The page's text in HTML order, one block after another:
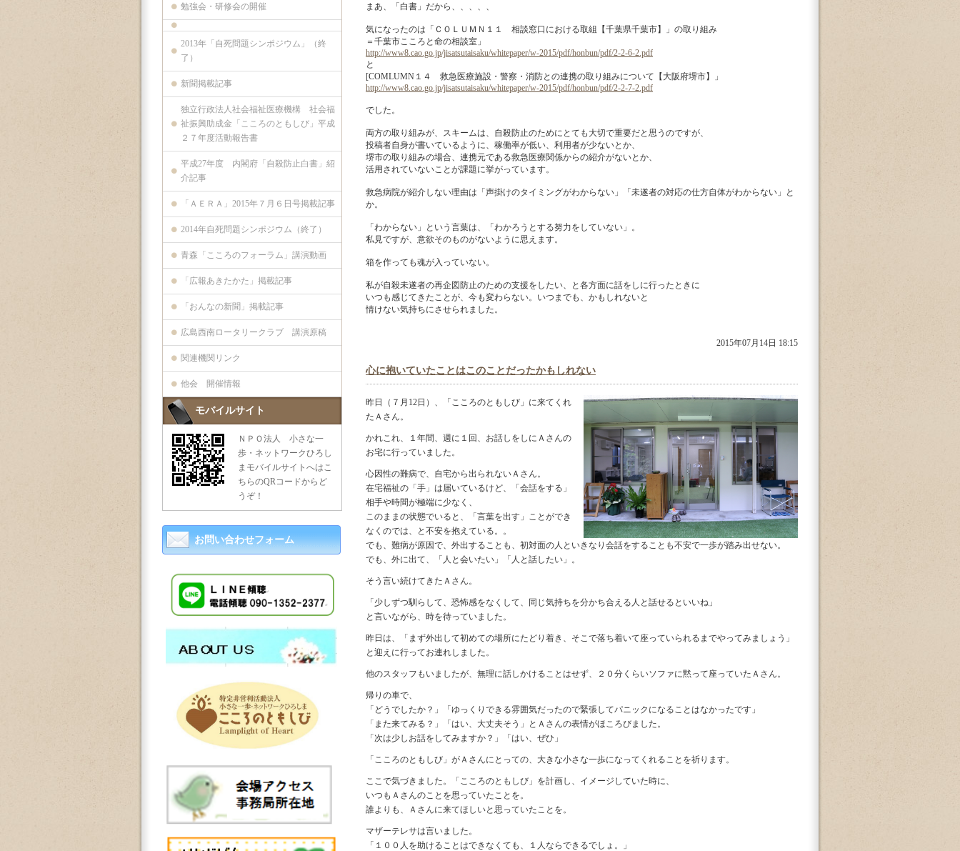
まあ、「白書」だから、、、、、
気になったのは「ＣＯＬＵＭＮ１１ 相談窓口における取組【千葉県千葉市】」の取り組み
＝千葉市こころと命の相談室」
http://www8.cao.go.jp/jisatsutaisaku/whitepaper/w-2015/pdf/honbun/pdf/2-2-6-2.pdf
と
[COMLUMN１４ 救急医療施設・警察・消防との連携の取り組みについて【大阪府堺市】」
http://www8.cao.go.jp/jisatsutaisaku/whitepaper/w-2015/pdf/honbun/pdf/2-2-7-2.pdf
でした。
両方の取り組みが、スキームは、自殺防止のためにとても大切で重要だと思うのですが、
投稿者自身が書いているように、稼働率が低い、利用者が少ないとか、
堺市の取り組みの場合、連携元である救急医療関係からの紹介がないとか、
活用されていないことが課題に挙がっています。
救急病院が紹介しない理由は「声掛けのタイミングがわからない」「未遂者の対応の仕方自体がわからない」と
か。
「わからない」という言葉は、「わかろうとする努力をしていない」。
私見ですが、意欲そのものがないように思えます。
箱を作っても魂が入っていない。
私が自殺未遂者の再企図防止のための支援をしたい、と各方面に話をしに行ったときに
いつも感じてきたことが、今も変わらない。いつまでも、かもしれないと
情けない気持ちにさせられました。
2015年07月14日 18:15
心に抱いていたことはこのことだったかもしれない
昨日（７月12日）、「こころのともしび」に来てくれ
たＡさん。
かれこれ、１年間、週に１回、お話しをしにＡさんの
お宅に行っていました。
心因性の難病で、自宅から出られないＡさん。
在宅福祉の「手」は届いているけど、「会話をする」
相手や時間が極端に少なく、
このままの状態でいると、「言葉を出す」ことができ
なくのでは、と不安を抱えている。。
でも、難病が原因で、外出することも、初対面の人といきなり会話をすることも不安で一歩が踏み出せない。
でも、外に出て、「人と会いたい」「人と話したい」。
そう言い続けてきたＡさん。
「少しずつ馴らして、恐怖感をなくして、同じ気持ちを分かち合える人と話せるといいね」
と言いながら、時を待っていました。
昨日は、「まず外出して初めての場所にたどり着き、そこで落ち着いて座っていられるまでやってみましょう」
と迎えに行ってお連れしました。
他のスタッフもいましたが、無理に話しかけることはせず、２０分くらいソファに黙って座っていたＡさん。
帰りの車で、
「どうでしたか？」「ゆっくりできる雰囲気だったので緊張してパニックになることはなかったです」
「また来てみる？」「はい、大丈夫そう」とＡさんの表情がほころびました。
「次は少しお話をしてみますか？」「はい、ぜひ」
「こころのともしび」がＡさんにとっての、大きな小さな一歩になってくれることを祈ります。
ここで気づきました。「こころのともしび」を計画し、イメージしていた時に、
いつもＡさんのことを思っていたことを。
誰よりも、Ａさんに来てほしいと思っていたことを。
マザーテレサは言いました。
「１００人を助けることはできなくても、１人ならできるでしょ。」
勉強会・研修会の開催
2013年「自死問題シンポジウム」（終
了）
新聞掲載記事
独立行政法人社会福祉医療機構 社会福
祉振興助成金「こころのともしび」平成
２７年度活動報告書
平成27年度 内閣府「自殺防止白書」紹
介記事
「ＡＥＲＡ」2015年７月６日号掲載記事
2014年自死問題シンポジウム（終了）
青森「こころのフォーラム」講演動画
「広報あきたかた」掲載記事
「おんなの新聞」掲載記事
広島西南ロータリークラブ 講演原稿
関連機関リンク
他会 開催情報
モバイルサイト
ＮＰＯ法人 小さな一
歩・ネットワークひろし
まモバイルサイトへはこ
ちらのQRコードからど
うぞ！
お問い合わせフォーム